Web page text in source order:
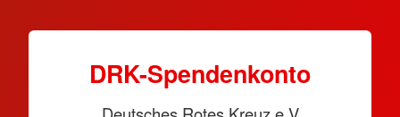
DRK-Spendenkonto